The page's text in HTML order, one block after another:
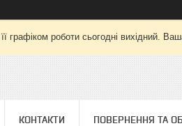
графіком роботи сьогодні вихідний.
КОНТАКТИ ПОВЕРНЕННЯ ТА